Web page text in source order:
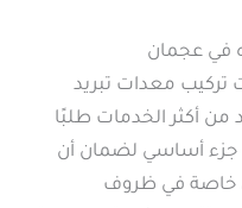
في عجمان
تركيب معدات تبريد
من أكثر الخدمات طلبًا
جزء أساسي لضمان أن
خاصة في ظروف